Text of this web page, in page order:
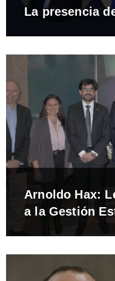
La presencia
Arnoldo Hax:
a la Gestión